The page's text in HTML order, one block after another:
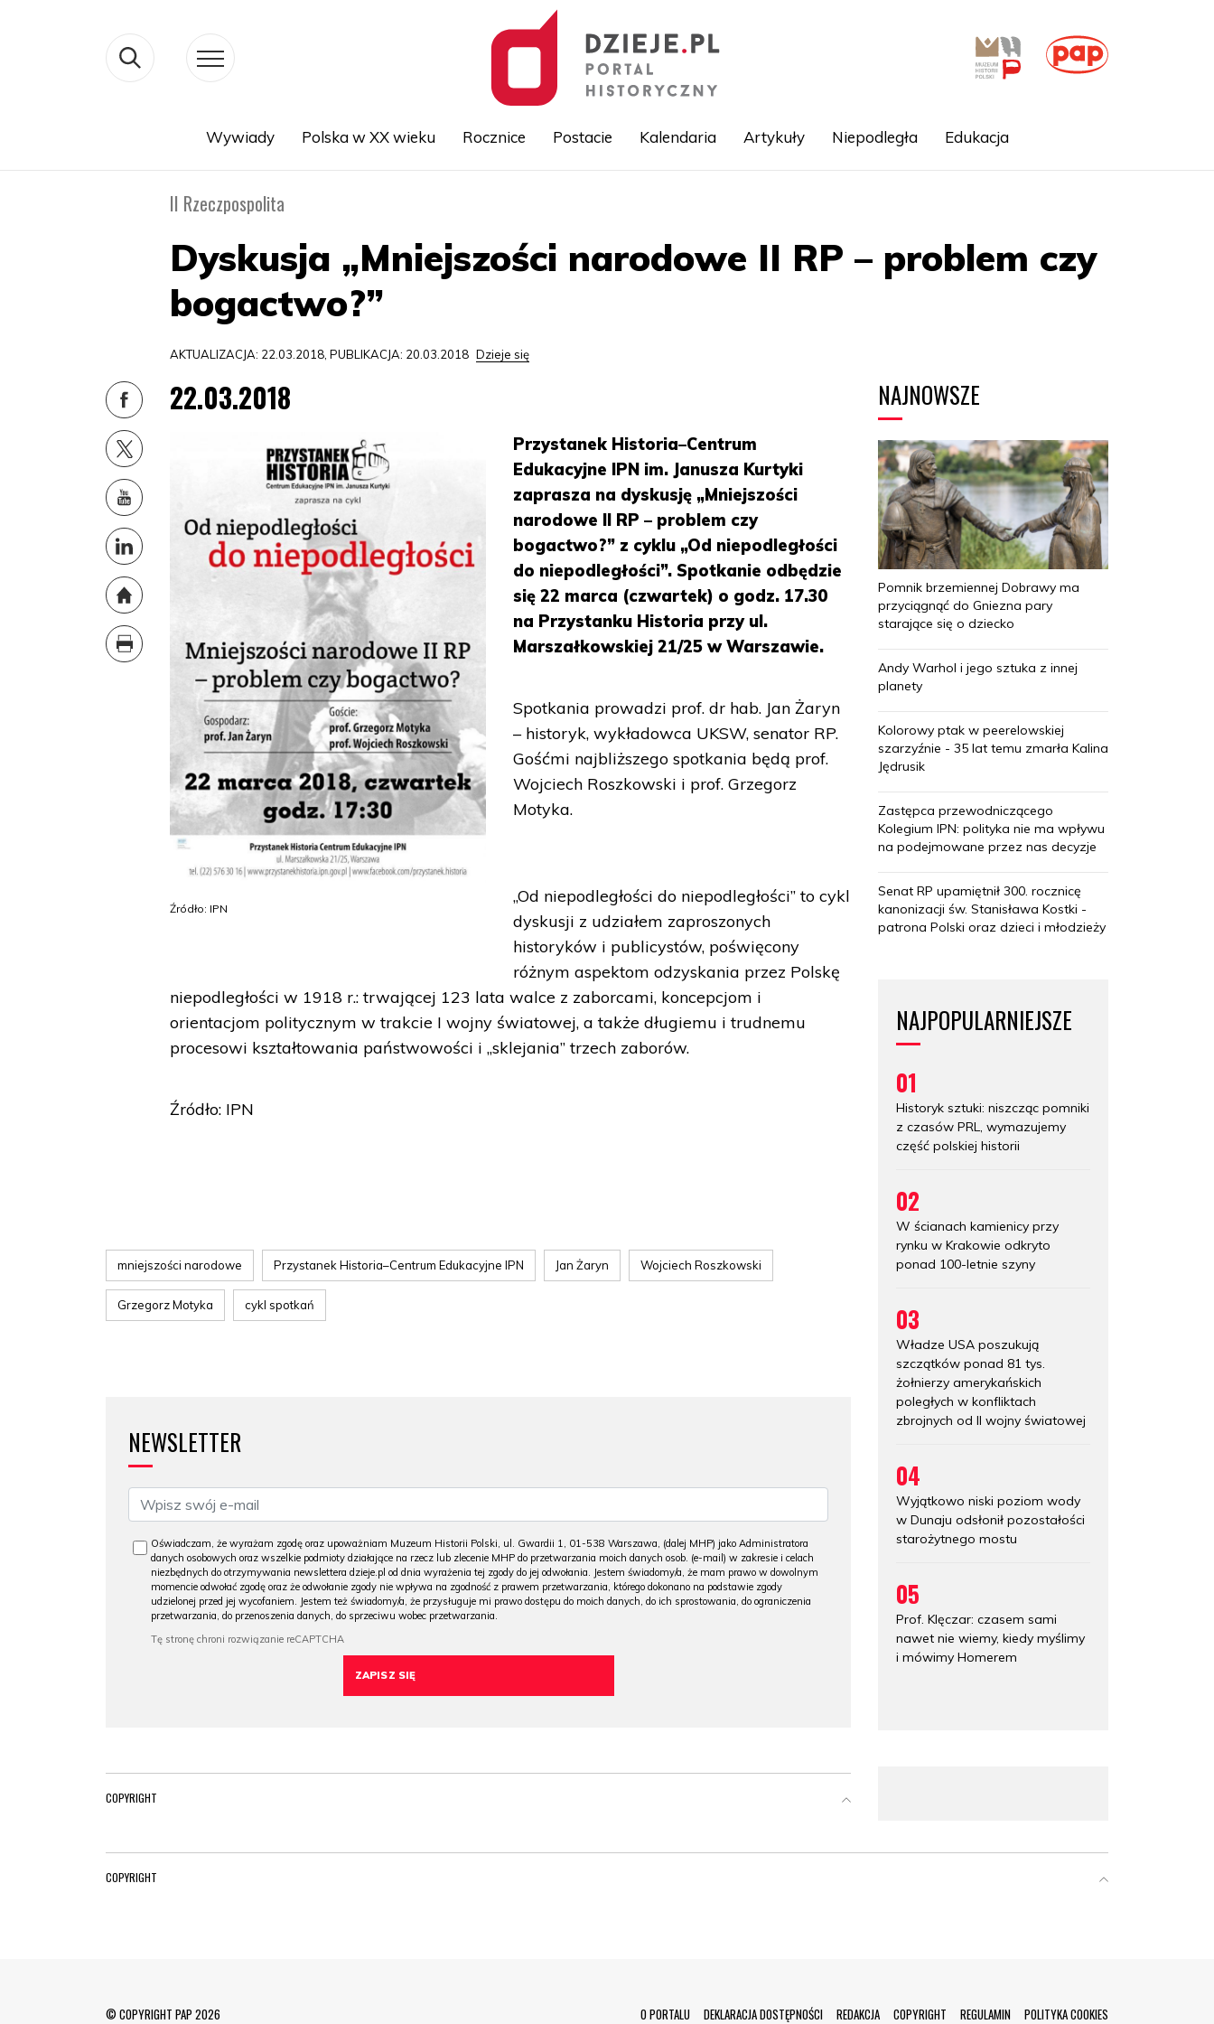
Wywiady Polska w XX wieku Rocznice Postacie Kalendaria Artykuły Niepodległa Edukacja
II Rzeczpospolita
Dyskusja „Mniejszości narodowe II RP – problem czy
bogactwo?”
AKTUALIZACJA: 22.03.2018, PUBLIKACJA: 20.03.2018 Dzieje się
22.03.2018
Źródło: IPN
Przystanek Historia–Centrum
Edukacyjne IPN im. Janusza Kurtyki
zaprasza na dyskusję „Mniejszości
narodowe II RP – problem czy
bogactwo?” z cyklu „Od niepodległości
do niepodległości”. Spotkanie odbędzie
się 22 marca (czwartek) o godz. 17.30
na Przystanku Historia przy ul.
Marszałkowskiej 21/25 w Warszawie.
Spotkania prowadzi prof. dr hab. Jan Żaryn
– historyk, wykładowca UKSW, senator RP.
Gośćmi najbliższego spotkania będą prof.
Wojciech Roszkowski i prof. Grzegorz
Motyka.
„Od niepodległości do niepodległości” to cykl
dyskusji z udziałem zaproszonych
historyków i publicystów, poświęcony
różnym aspektom odzyskania przez Polskę
niepodległości w 1918 r.: trwającej 123 lata walce z zaborcami, koncepcjom i
orientacjom politycznym w trakcie I wojny światowej, a także długiemu i trudnemu
procesowi kształtowania państwowości i „sklejania” trzech zaborów.
Źródło: IPN
mniejszości narodowe Przystanek Historia–Centrum Edukacyjne IPN Jan Żaryn Wojciech Roszkowski
Grzegorz Motyka cykl spotkań
NEWSLETTER
Oświadczam, że wyrażam zgodę oraz upoważniam Muzeum Historii Polski, ul. Gwardii 1, 01-538 Warszawa, (dalej MHP) jako Administratora
danych osobowych oraz wszelkie podmioty działające na rzecz lub zlecenie MHP do przetwarzania moich danych osob. (e-mail) w zakresie i celach
niezbędnych do otrzymywania newslettera dzieje.pl od dnia wyrażenia tej zgody do jej odwołania. Jestem świadomy/a, że mam prawo w dowolnym
momencie odwołać zgodę oraz że odwołanie zgody nie wpływa na zgodność z prawem przetwarzania, którego dokonano na podstawie zgody
udzielonej przed jej wycofaniem. Jestem też świadomy/a, że przysługuje mi prawo dostępu do moich danych, do ich sprostowania, do ograniczenia
przetwarzania, do przenoszenia danych, do sprzeciwu wobec przetwarzania.
COPYRIGHT
NAJNOWSZE
Pomnik brzemiennej Dobrawy ma
przyciągnąć do Gniezna pary
starające się o dziecko
Andy Warhol i jego sztuka z innej
planety
Kolorowy ptak w peerelowskiej
szarzyźnie - 35 lat temu zmarła Kalina
Jędrusik
Zastępca przewodniczącego
Kolegium IPN: polityka nie ma wpływu
na podejmowane przez nas decyzje
Senat RP upamiętnił 300. rocznicę
kanonizacji św. Stanisława Kostki -
patrona Polski oraz dzieci i młodzieży
NAJPOPULARNIEJSZE
01
Historyk sztuki: niszcząc pomniki
z czasów PRL, wymazujemy
część polskiej historii
02
W ścianach kamienicy przy
rynku w Krakowie odkryto
ponad 100-letnie szyny
03
Władze USA poszukują
szczątków ponad 81 tys.
żołnierzy amerykańskich
poległych w konfliktach
zbrojnych od II wojny światowej
04
Wyjątkowo niski poziom wody
w Dunaju odsłonił pozostałości
starożytnego mostu
05
Prof. Klęczar: czasem sami
nawet nie wiemy, kiedy myślimy
i mówimy Homerem
COPYRIGHT
© COPYRIGHT PAP 2026 O PORTALU DEKLARACJA DOSTĘPNOŚCI REDAKCJA COPYRIGHT REGULAMIN POLITYKA COOKIES